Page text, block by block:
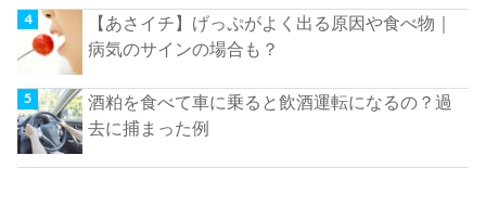
【あさイチ】げっぷがよく出る原因や食べ物｜
病気のサインの場合も？
酒粕を食べて車に乗ると飲酒運転になるの？過
去に捕まった例